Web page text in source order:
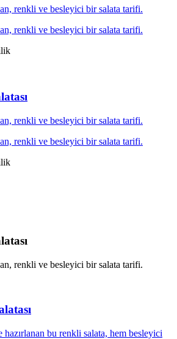
renkli ve besleyici bir salata tarifi.
renkli ve besleyici bir salata tarifi.
renkli ve besleyici bir salata tarifi.
renkli ve besleyici bir salata tarifi.
renkli ve besleyici bir salata tarifi.
hazırlanan bu renkli salata, hem besleyici